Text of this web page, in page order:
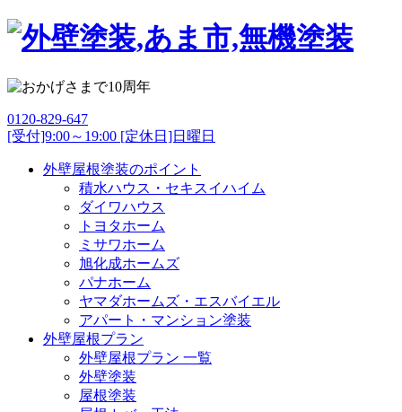
0120-829-647
[受付]9:00～19:00 [定休日]日曜日
外壁屋根塗装のポイント
積水ハウス・セキスイハイム
ダイワハウス
トヨタホーム
ミサワホーム
旭化成ホームズ
パナホーム
ヤマダホームズ・エスバイエル
アパート・マンション塗装
外壁屋根プラン
外壁屋根プラン 一覧
外壁塗装
屋根塗装